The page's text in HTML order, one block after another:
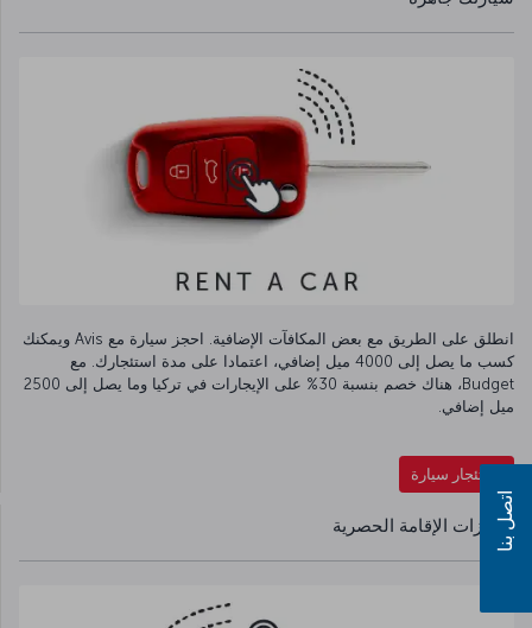
انطلق على الطريق مع بعض المكافآت الإضافية. احجز سيارة مع Avis ويمكنك
كسب ما يصل إلى 4000 ميل إضافي، اعتمادا على مدة استئجارك. مع
Budget، هناك خصم بنسبة 30% على الإيجارات في تركيا وما يصل إلى 2500
ميل إضافي.
استئجار سيارة
امتيازات الإقامة الحصرية
اتصل بنا